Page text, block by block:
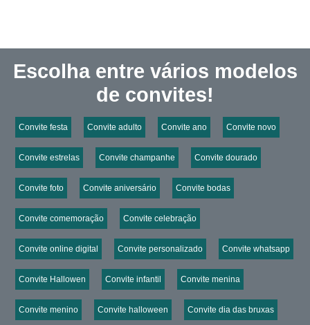
Escolha entre vários modelos
de convites!
Convite festa Convite adulto Convite ano Convite novo
Convite estrelas Convite champanhe Convite dourado
Convite foto Convite aniversário Convite bodas
Convite comemoração Convite celebração
Convite online digital Convite personalizado Convite whatsapp
Convite Hallowen Convite infantil Convite menina
Convite menino Convite halloween Convite dia das bruxas